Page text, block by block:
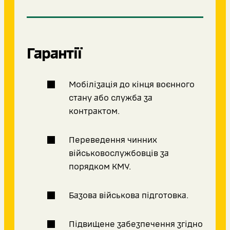
Гарантії
Мобілізація до кінця воєнного
стану або служба за
контрактом.
Переведення чинних
військовослужбовців за
порядком КМУ.
Базова військова підготовка.
Підвищене забезпечення згідно